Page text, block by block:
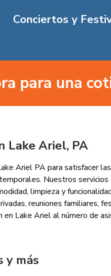
Conciertos y
para una
Lake Ariel, PA
Ariel PA para satisfacer las
Nuestros
limpieza y
reuniones familiares,
Lake Ariel al número de
y más